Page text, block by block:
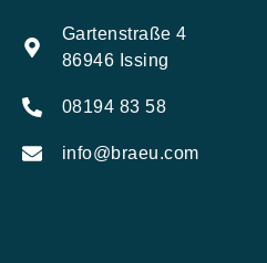
Gartenstraße 4
86946 Issing
08194 83 58
info@braeu.com